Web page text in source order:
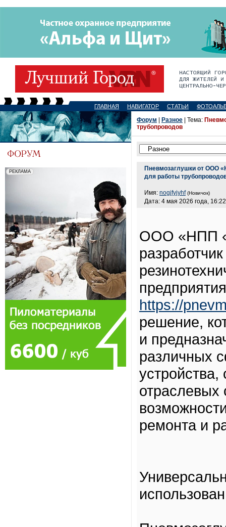
ГЛАВНАЯ НАВИГАТОР СТАТЬИ
Форум Разное | Тема:
трубопроводов
Пневмозаглушки от ООО
для работы
Имя: nogjfyjyhf (Новичок)
Дата: 4 мая 2026 года, 16:22
ООО «НПП
https://
решение,
и
различных
отраслевых
ремонта и